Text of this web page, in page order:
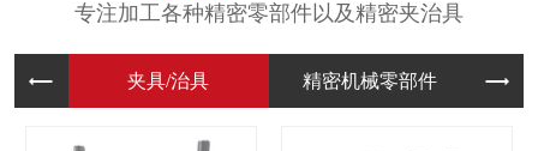
专注加工各种精密零部件以及精密夹治具
夹具/治 精密机械